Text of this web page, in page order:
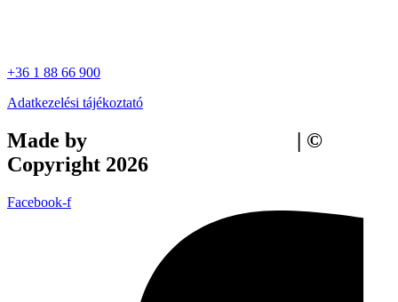
+36 1 88 66 900
Adatkezelési tájékoztató
Made by
| ©
Copyright 2026
Facebook-f